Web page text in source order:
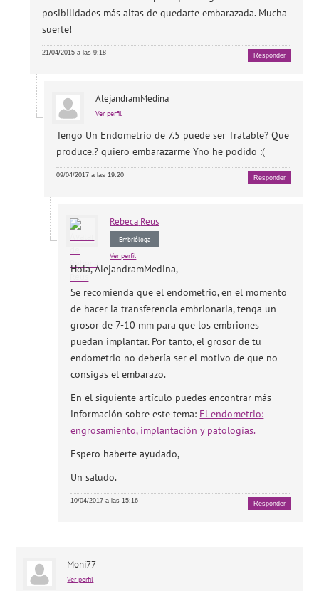
posibilidades más altas de quedarte embarazada. Mucha
suerte!
21/04/2015 a las 9:18 Responder
AlejandramMedina
Ver perfil
Tengo Un Endometrio de 7.5 puede ser Tratable? Que
produce.? quiero embarazarme Yno he podido :(
09/04/2017 a las 19:20 Responder
Rebeca Reus
Embrióloga
Ver perfil
Hola, AlejandramMedina,
Se recomienda que el endometrio, en el momento
de hacer la transferencia embrionaria, tenga un
grosor de 7-10 mm para que los embriones
puedan implantar. Por tanto, el grosor de tu
endometrio no debería ser el motivo de que no
consigas el embarazo.
En el siguiente artículo puedes encontrar más
información sobre este tema: El endometrio:
engrosamiento, implantación y patologías.
Espero haberte ayudado,
Un saludo.
10/04/2017 a las 15:16 Responder
Moni77
Ver perfil